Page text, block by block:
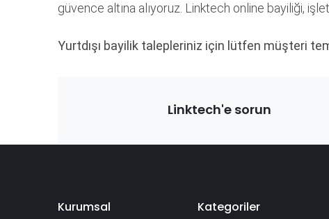
güvence altına alıyoruz. Linktech online bayiliği,
Yurtdışı bayilik talepleriniz için lütfen müşteri
Linktech'e sorun
Kurumsal Kategoriler